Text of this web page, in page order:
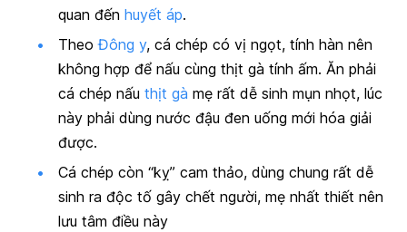
quan đến huyết áp.
TheoĐông y, cá chép có vị ngọt, tính hàn nên
không hợp để nấu cùng thịt gà tính ấm. Ăn phải
cá chép nấu thịt gà mẹ rất dễ sinh mụn nhọt, lúc
này phải dùng nước đậu đen uống mới hóa giải
được.
Cá chép còn “kỵ” cam thảo, dùng chung rất dễ
sinh ra độc tố gây chết người, mẹ nhất thiết nên
lưu tâm điều này